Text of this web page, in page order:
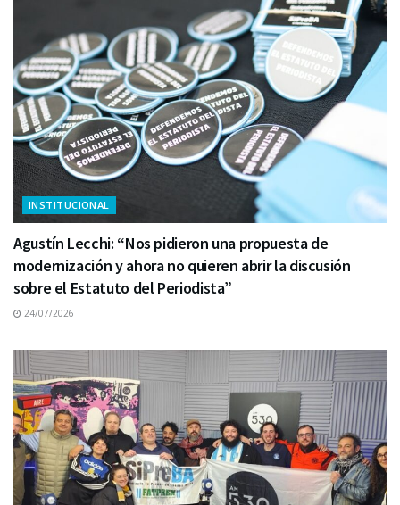
INSTITUCIONAL
Agustín Lecchi: “Nos pidieron una propuesta de
modernización y ahora no quieren abrir la discusión
sobre el Estatuto del Periodista”
24/07/2026